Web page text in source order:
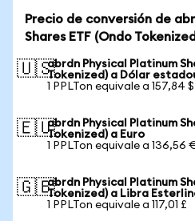
Precio de conversión de
Shares ETF (Ondo
🇺🇸abrdn Physical Platinum
Tokenized) a Dólar
1 PPLTon equivale a 157,84 $
🇪🇺abrdn Physical Platinum
Tokenized) a Euro
1 PPLTon equivale a 136,56
🇬🇧abrdn Physical Platinum
Tokenized) a Libra
1 PPLTon equivale a 117,01 £